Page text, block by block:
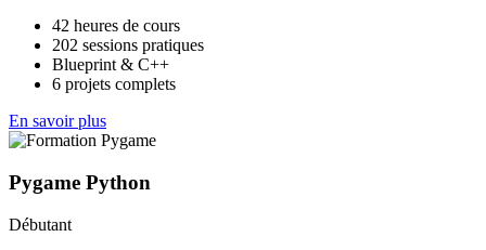
42 heures de cours
202 sessions pratiques
Blueprint & C++
6 projets complets
En savoir plus
Pygame Python
Débutant